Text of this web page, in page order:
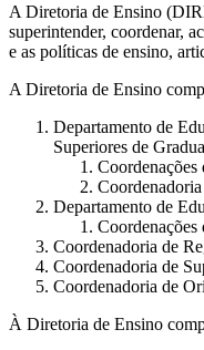
A Diretoria de Ensino
superintender, coordenar,
e as políticas de ensino,
A Diretoria de Ensino
Departamento de
Superiores de
Coordenações
Departamento de
Coordenações
Coordenadoria de
Coordenadoria de
Coordenadoria de
À Diretoria de Ensino